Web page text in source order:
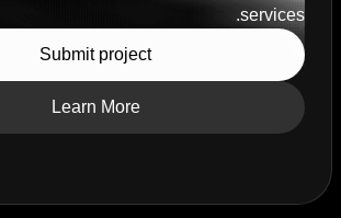
services.
Submit project
Learn More